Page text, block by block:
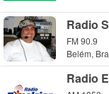
Radio
FM 90.9
Belém,
Radio